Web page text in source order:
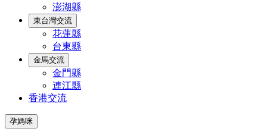
澎湖縣
東台灣交流
花蓮縣
台東縣
金馬交流
金門縣
連江縣
香港交流
孕媽咪